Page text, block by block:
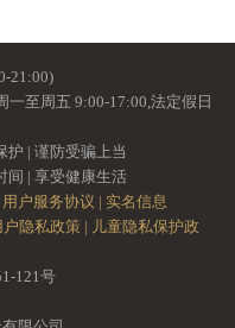
21:00)
至周五 9:00-17:00,法定假日
护 | 谨防受骗上当
间 | 享受健康生活
用户服务协议 | 实名信息
户隐私政策 | 儿童隐私保护政
121号